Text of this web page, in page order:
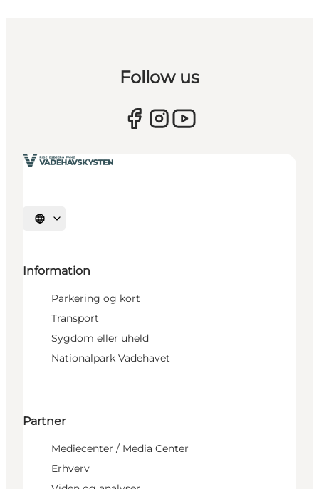
Follow us
Vælg sprog
Information
Parkering og kort
Transport
Sygdom eller uheld
Nationalpark Vadehavet
Partner
Mediecenter / Media Center
Erhverv